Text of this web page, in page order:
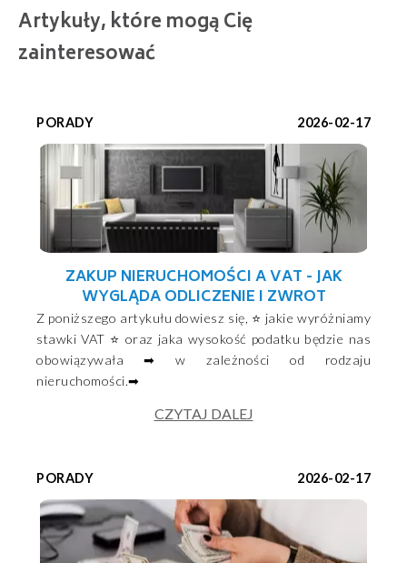
Artykuły, które mogą Cię
zainteresować
PORADY 2026-02-17
ZAKUP NIERUCHOMOŚCI A VAT - JAK
WYGLĄDA ODLICZENIE I ZWROT
Z poniższego artykułu dowiesz się, ⭐ jakie wyróżniamy
stawki VAT ⭐ oraz jaka wysokość podatku będzie nas
obowiązywała ➡ w zależności od rodzaju
nieruchomości.➡
CZYTAJ DALEJ
PORADY 2026-02-17